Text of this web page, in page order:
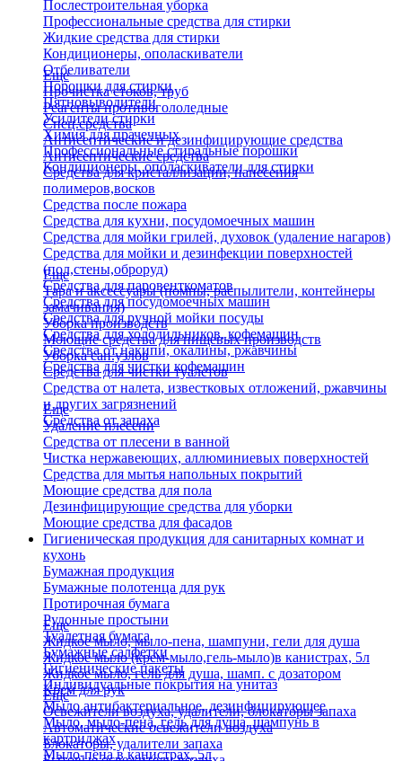
Послестроительная уборка
Профессиональные средства для стирки
Жидкие средства для стирки
Кондиционеры, ополаскиватели
Отбеливатели
Порошки для стирки
Пятновыводители
Усилители стирки
Химия для прачечных
Профессиональные стиральные порошки
Кондиционеры, ополаскиватели для стирки
Еще
Прочистка стоков, труб
Реагенты противогололедные
Спец.средства
Антисептические и дезинфицирующие средства
Антисептические средства
Средства для кристаллизации, нанесения
полимеров,восков
Средства после пожара
Средства для кухни, посудомоечных машин
Средства для мойки грилей, духовок (удаление нагаров)
Средства для мойки и дезинфекции поверхностей
(пол,стены,оброруд)
Средства для паровенткоматов
Средства для посудомоечных машин
Средства для ручной мойки посуды
Средства для холодильников, кофемашин
Средства от накипи, окалины, ржавчины
Средства для чистки кофемашин
Еще
Тара и аксессуары (помпы, распылители, контейнеры
замачивания)
Уборка производств
Моющие средства для пищевых производств
Уборка сан.узлов
Средства для чистки туалетов
Средства от налета, известковых отложений, ржавчины
и других загрязнений
Средства от запаха
Еще
Удаление плесени
Средства от плесени в ванной
Чистка нержавеющих, аллюминиевых поверхностей
Средства для мытья напольных покрытий
Моющие средства для пола
Дезинфицирующие средства для уборки
Моющие средства для фасадов
Гигиеническая продукция для санитарных комнат и
кухонь
Бумажная продукция
Бумажные полотенца для рук
Протирочная бумага
Рулонные простыни
Туалетная бумага
Бумажные салфетки
Гигиенические пакеты
Индивидуальные покрытия на унитаз
Еще
Жидкое мыло, мыло-пена, шампуни, гели для душа
Жидкое мыло (крем-мыло,гель-мыло)в канистрах, 5л
Жидкое мыло, гель для душа, шамп. с дозатором
Крем для рук
Мыло антибактериальное, дезинфицирующее
Мыло, мыло-пена, гель для душа, шампунь в
картриджах
Мыло-пена в канистрах, 5л
Еще
Освежители воздуха, удалители, блокаторы запаха
Автоматические освежители воздуха
Блокаторы, удалители запаха